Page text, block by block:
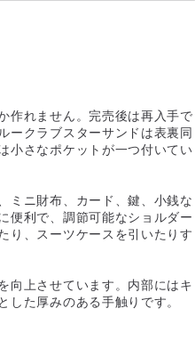
作れません。完売後は再入手で
ークラブスターサンドは表裏同
小さなポケットが一つ付いてい
ミニ財布、カード、鍵、小銭な
便利で、調節可能なショルダー
り、スーツケースを引いたりす
向上させています。内部にはキ
た厚みのある手触りです。